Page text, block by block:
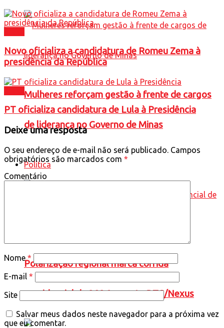
Mulheres reforçam gestão à frente de cargos
de liderança no Governo de Minas
Política
Polarização regional marca corrida
presidencial de 2026, aponta BTG/Nexus
Novo oficializa a candidatura de Romeu Zema à
presidência da República
PT oficializa candidatura de Lula à Presidência
Deixe uma resposta
O seu endereço de e-mail não será publicado. Campos
obrigatórios são marcados com *
Comentário
Nome*
E-mail *
Site
Salvar meus dados neste navegador para a próxima vez
que eu comentar.